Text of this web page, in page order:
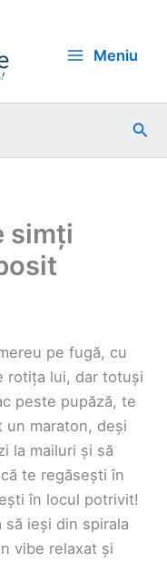
Meniu
simți
pe fugă, cu
rotița lui, dar totuși
peste pupăză, te
un maraton, deși
la mailuri și să
te regăsești în
în locul potrivit!
să ieși din spirala
vibe relaxat și